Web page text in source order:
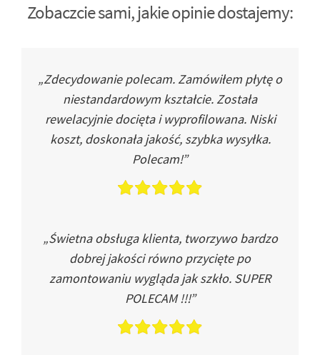
Zobaczcie sami, jakie opinie dostajemy:
„Zdecydowanie polecam. Zamówiłem płytę o
niestandardowym kształcie. Została
rewelacyjnie docięta i wyprofilowana. Niski
koszt, doskonała jakość, szybka wysyłka.
Polecam!”
„Świetna obsługa klienta, tworzywo bardzo
dobrej jakości równo przycięte po
zamontowaniu wygląda jak szkło. SUPER
POLECAM !!!”